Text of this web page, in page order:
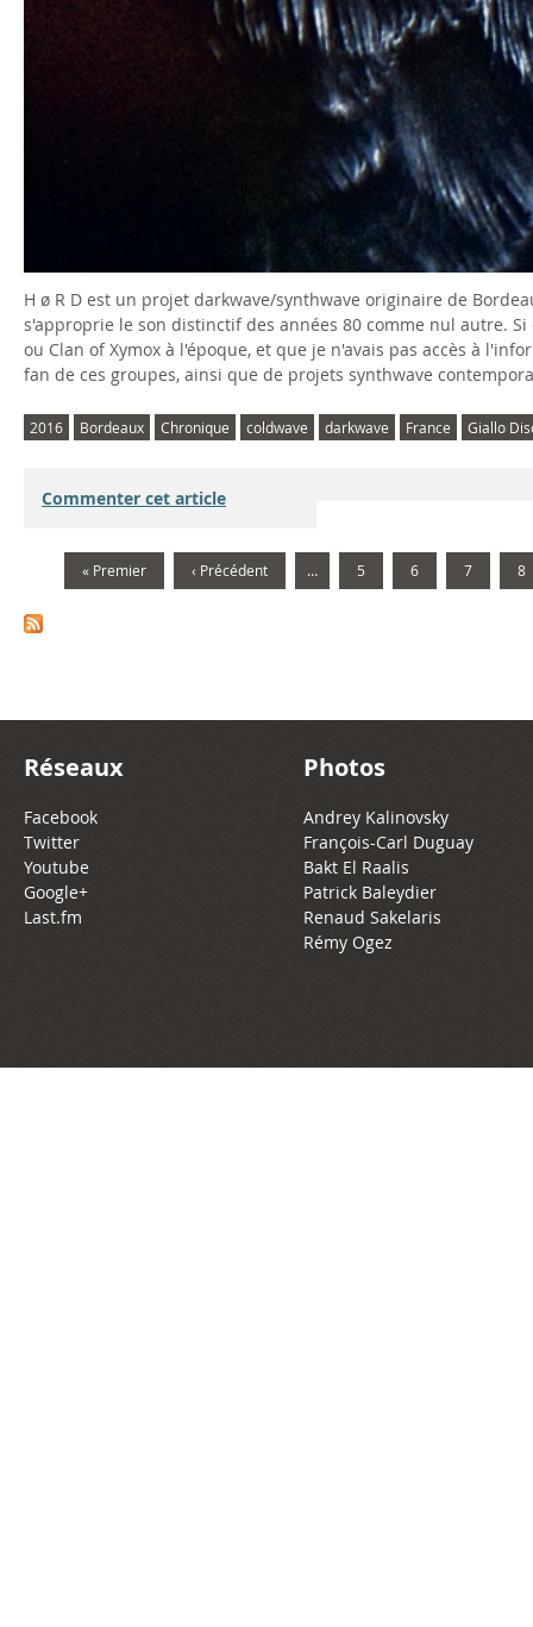
H ø R D est un projet darkwave/synthwave originaire de
s'approprie le son distinctif des années 80 comme nul autre.
ou Clan of Xymox à l'époque, et que je n'avais pas accès à
fan de ces groupes, ainsi que de projets synthwave
2016 Bordeaux Chronique coldwave darkwave France Giallo
Commenter cet article
« Premier ‹ Précédent … 5 6 7 8
Réseaux
Facebook
Twitter
Youtube
Google+
Last.fm
Photos
Andrey Kalinovsky
François-Carl Duguay
Bakt El Raalis
Patrick Baleydier
Renaud Sakelaris
Rémy Ogez